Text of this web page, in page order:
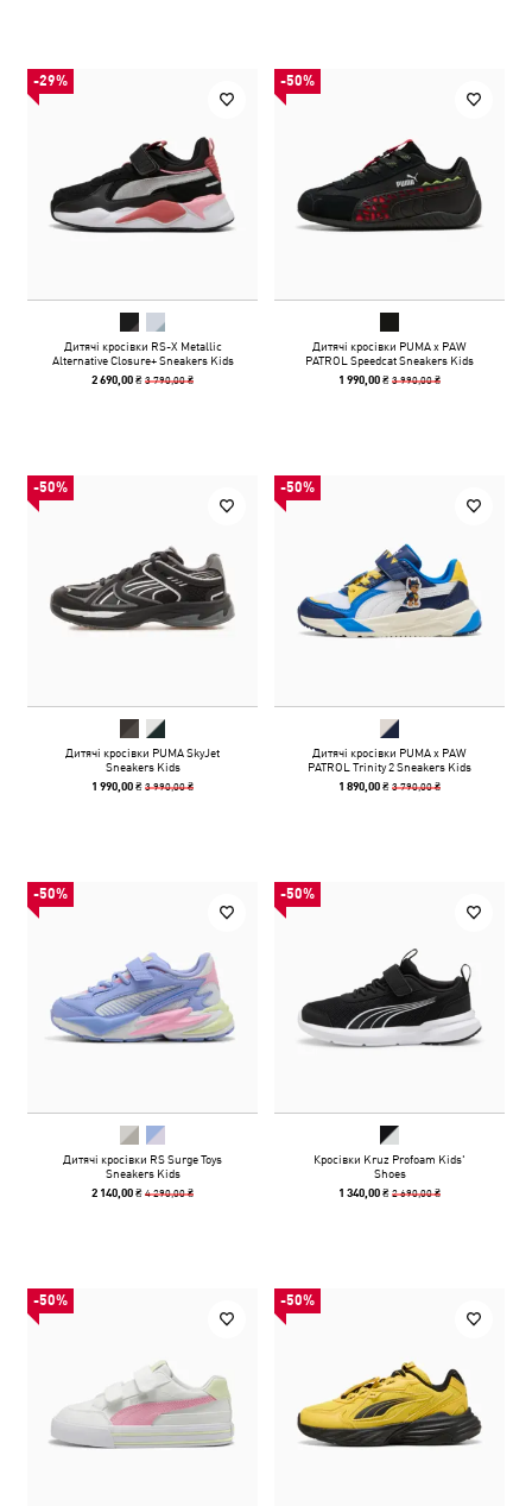
-29%
Дитячі кросівки RS-X Metallic
Alternative Closure+ Sneakers Kids
2 690,00 ₴3 790,00 ₴
-50%
Дитячі кросівки PUMA x PAW
PATROL Speedcat Sneakers Kids
1 990,00 ₴3 990,00 ₴
-50%
Дитячі кросівки PUMA SkyJet
Sneakers Kids
1 990,00 ₴3 990,00 ₴
-50%
Дитячі кросівки PUMA x PAW
PATROL Trinity 2 Sneakers Kids
1 890,00 ₴3 790,00 ₴
-50%
Дитячі кросівки RS Surge Toys
Sneakers Kids
2 140,00 ₴4 290,00 ₴
-50%
Кросівки Kruz Profoam Kids'
Shoes
1 340,00 ₴2 690,00 ₴
-50% -50%